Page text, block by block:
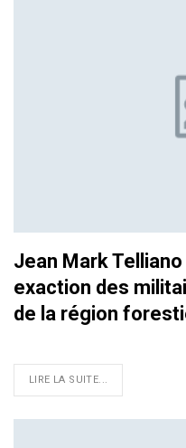
Jean Mark
exaction des
de la région
LIRE LA SUITE...